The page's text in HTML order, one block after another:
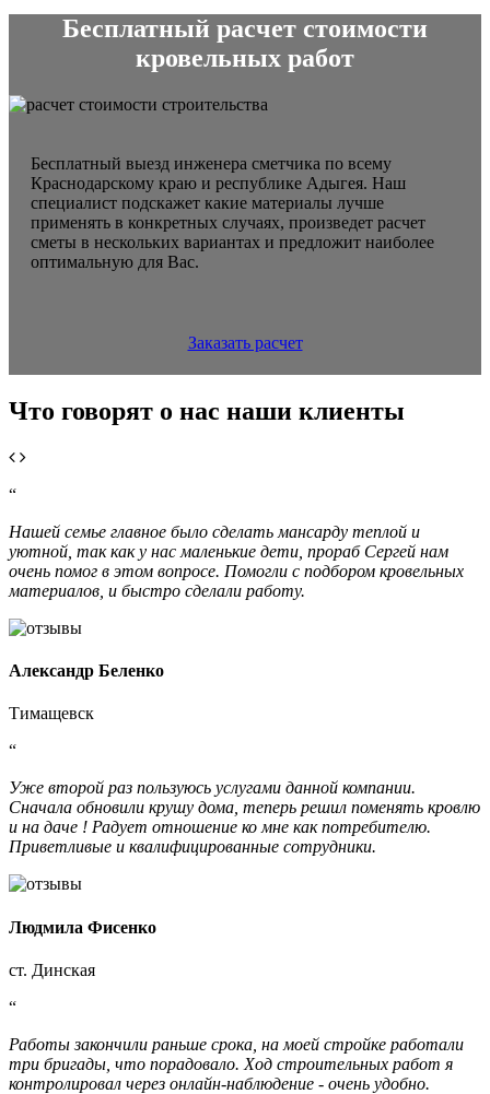
Бесплатный расчет стоимости
кровельных работ
Бесплатный выезд инженера сметчика по всему
Краснодарскому краю и республике Адыгея. Наш
специалист подскажет какие материалы лучше
применять в конкретных случаях, произведет расчет
сметы в нескольких вариантах и предложит наиболее
оптимальную для Вас.
Заказать расчет
Что говорят о нас наши клиенты
“
Нашей семье главное было сделать мансарду теплой и
уютной, так как у нас маленькие дети, прораб Сергей нам
очень помог в этом вопросе. Помогли с подбором кровельных
материалов, и быстро сделали работу.
Александр Беленко
Тимащевск
“
Уже второй раз пользуюсь услугами данной компании.
Сначала обновили крушу дома, теперь решил поменять кровлю
и на даче ! Радует отношение ко мне как потребителю.
Приветливые и квалифицированные сотрудники.
Людмила Фисенко
ст. Динская
“
Работы закончили раньше срока, на моей стройке работали
три бригады, что порадовало. Ход строительных работ я
контролировал через онлайн-наблюдение - очень удобно.